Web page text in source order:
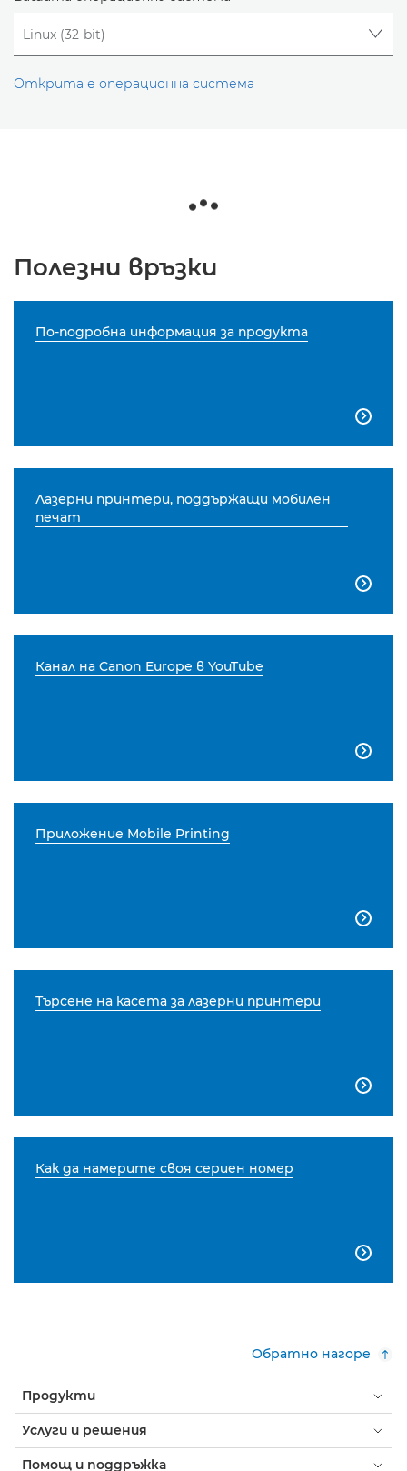
Открита е операционна система
Полезни връзки
По-подробна информация за продукта

Лазерни принтери, поддържащи мобилен
печат

Канал на Canon Europe в YouTube

Приложение Mobile Printing

Търсене на касета за лазерни принтери

Как да намерите своя сериен номер

Обратно нагоре
Продукти
Услуги и решения
Помощ и поддръжка